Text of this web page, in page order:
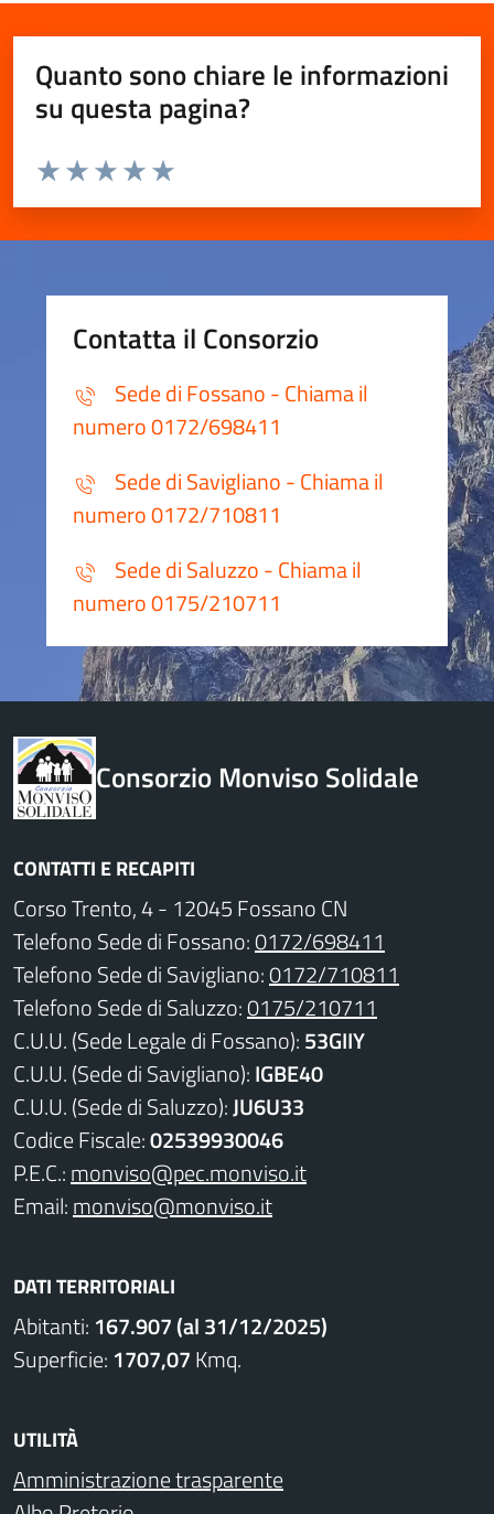
Quanto sono chiare le informazioni
su questa pagina?
Valuta da 1 a 5 stelle la pagina
Valuta 5 stelle su 5
Valuta 4 stelle su 5
Valuta 3 stelle su 5
Valuta 2 stelle su 5
Valuta 1 stelle su 5
Contatta il Consorzio
Sede di Fossano - Chiama il
numero 0172/698411
Sede di Savigliano - Chiama il
numero 0172/710811
Sede di Saluzzo - Chiama il
numero 0175/210711
Consorzio Monviso Solidale
CONTATTI E RECAPITI
Corso Trento, 4 - 12045 Fossano CN
Telefono Sede di Fossano:0172/698411
Telefono Sede di Savigliano:0172/710811
Telefono Sede di Saluzzo:0175/210711
C.U.U. (Sede Legale di Fossano):53GIIY
C.U.U. (Sede di Savigliano):IGBE40
C.U.U. (Sede di Saluzzo):JU6U33
Codice Fiscale:02539930046
P.E.C.:monviso@pec.monviso.it
Email:monviso@monviso.it
DATI TERRITORIALI
Abitanti: 167.907 (al 31/12/2025)
Superficie: 1707,07Kmq.
UTILITÀ
Amministrazione trasparente